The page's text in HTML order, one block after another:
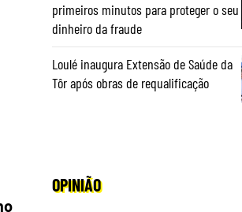
primeiros minutos para proteger o seu
dinheiro da fraude
Loulé inaugura Extensão de Saúde da
Tôr após obras de requalificação
OPINIÃO